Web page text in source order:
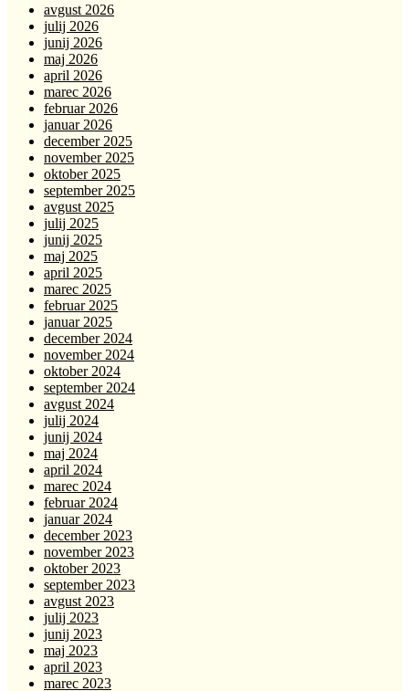
avgust 2026
julij 2026
junij 2026
maj 2026
april 2026
marec 2026
februar 2026
januar 2026
december 2025
november 2025
oktober 2025
september 2025
avgust 2025
julij 2025
junij 2025
maj 2025
april 2025
marec 2025
februar 2025
januar 2025
december 2024
november 2024
oktober 2024
september 2024
avgust 2024
julij 2024
junij 2024
maj 2024
april 2024
marec 2024
februar 2024
januar 2024
december 2023
november 2023
oktober 2023
september 2023
avgust 2023
julij 2023
junij 2023
maj 2023
april 2023
marec 2023